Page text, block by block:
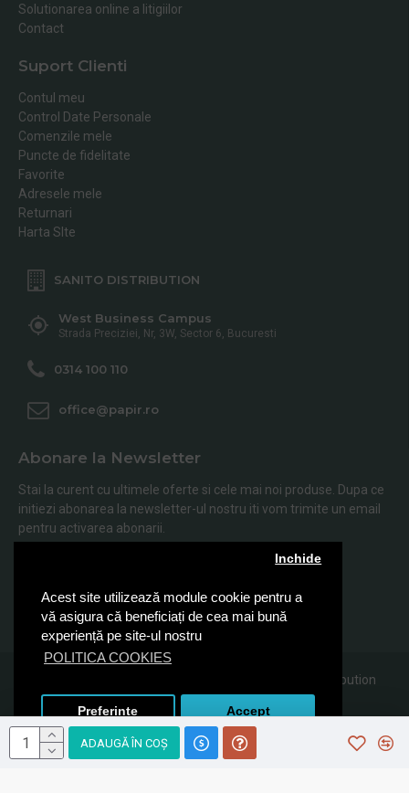
Acest site utilizează module cookie pentru a
vă asigura că beneficiați de cea mai bună
experiență pe site-ul nostru
POLITICA COOKIES
Inchide
Preferinte Accept
ADAUGĂ ÎN COŞ
Solutionarea online a litigiilor
Contact
Suport Clienti
Contul meu
Control Date Personale
Comenzile mele
Puncte de fidelitate
Favorite
Adresele mele
Returnari
Harta SIte
SANITO DISTRIBUTION
West Business Campus
Strada Preciziei, Nr, 3W, Sector 6, Bucuresti
0314 100 110
office@papir.ro
Abonare la Newsletter
Stai la curent cu ultimele oferte si cele mai noi produse. Dupa ce
initiezi abonarea la newsletter-ul nostru iti vom trimite un email
pentru activarea abonarii.
Abonare
Am citit şi sunt de acord cu Politica de Confidentialitate
© 2019, Papir.ro, Toate drepturile rezervate Sanito Distribution